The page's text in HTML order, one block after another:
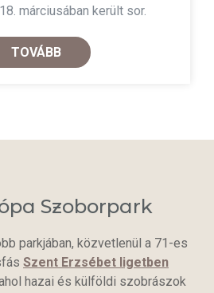
márciusában került sor.
TOVÁBB
Szoborpark
parkjában, közvetlenül a 71-es
Szent Erzsébet ligetben
hazai és külföldi szobrászok